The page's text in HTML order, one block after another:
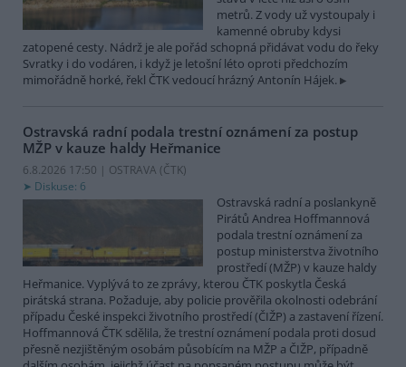
metrů. Z vody už vystoupaly i
kamenné obruby kdysi
zatopené cesty. Nádrž je ale pořád schopná přidávat vodu do řeky
Svratky i do vodáren, i když je letošní léto oproti předchozím
mimořádně horké, řekl ČTK vedoucí hrázný Antonín Hájek.
Ostravská radní podala trestní oznámení za postup
MŽP v kauze haldy Heřmanice
6.8.2026 17:50 | OSTRAVA (ČTK)
Diskuse: 6
Ostravská radní a poslankyně
Pirátů Andrea Hoffmannová
podala trestní oznámení za
postup ministerstva životního
prostředí (MŽP) v kauze haldy
Heřmanice. Vyplývá to ze zprávy, kterou ČTK poskytla Česká
pirátská strana. Požaduje, aby policie prověřila okolnosti odebrání
případu České inspekci životního prostředí (ČIŽP) a zastavení řízení.
Hoffmannová ČTK sdělila, že trestní oznámení podala proti dosud
přesně nezjištěným osobám působícím na MŽP a ČIŽP, případně